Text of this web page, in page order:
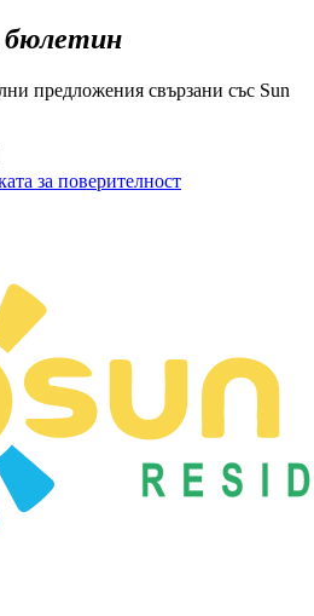
бюлетин
предложения свързани със Sun
за поверителност